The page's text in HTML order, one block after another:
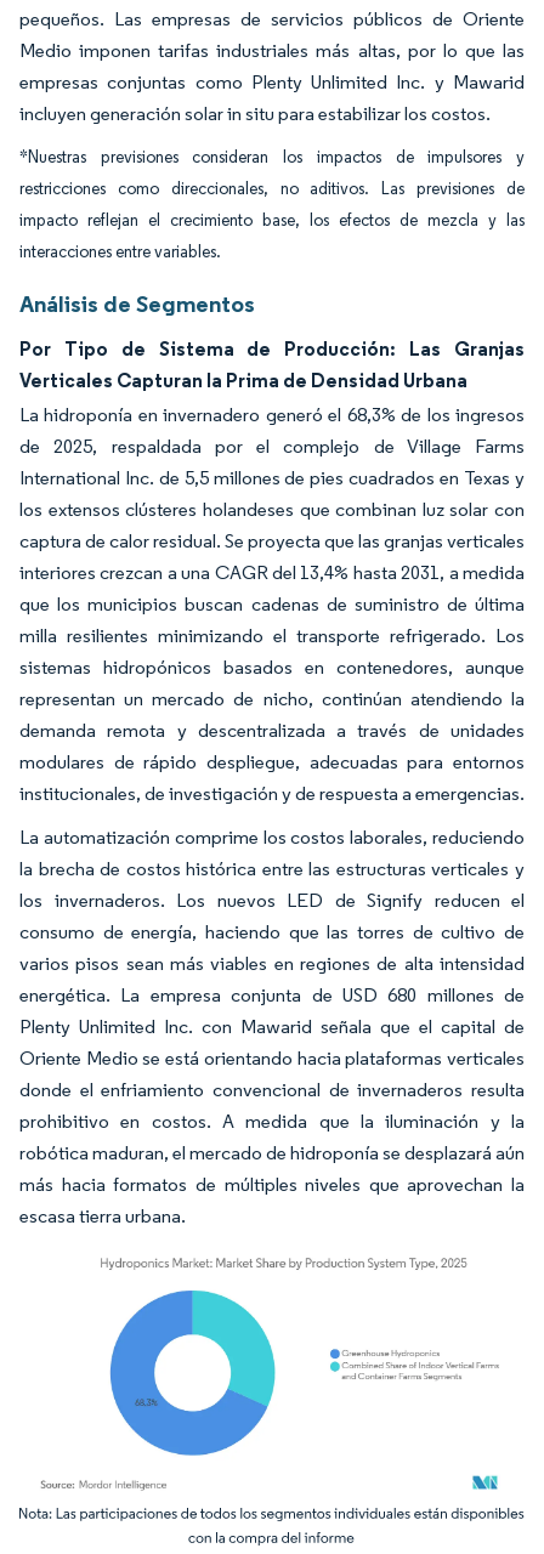
pequeños. Las empresas de servicios públicos de Oriente
Medio imponen tarifas industriales más altas, por lo que las
empresas conjuntas como Plenty Unlimited Inc. y Mawarid
incluyen generación solar in situ para estabilizar los costos.
*Nuestras previsiones consideran los impactos de impulsores y
restricciones como direccionales, no aditivos. Las previsiones de
impacto reflejan el crecimiento base, los efectos de mezcla y las
interacciones entre variables.
Análisis de Segmentos
Por Tipo de Sistema de Producción: Las Granjas
Verticales Capturan la Prima de Densidad Urbana
La hidroponía en invernadero generó el 68,3% de los ingresos
de 2025, respaldada por el complejo de Village Farms
International Inc. de 5,5 millones de pies cuadrados en Texas y
los extensos clústeres holandeses que combinan luz solar con
captura de calor residual. Se proyecta que las granjas verticales
interiores crezcan a una CAGR del 13,4% hasta 2031, a medida
que los municipios buscan cadenas de suministro de última
milla resilientes minimizando el transporte refrigerado. Los
sistemas hidropónicos basados en contenedores, aunque
representan un mercado de nicho, continúan atendiendo la
demanda remota y descentralizada a través de unidades
modulares de rápido despliegue, adecuadas para entornos
institucionales, de investigación y de respuesta a emergencias.
La automatización comprime los costos laborales, reduciendo
la brecha de costos histórica entre las estructuras verticales y
los invernaderos. Los nuevos LED de Signify reducen el
consumo de energía, haciendo que las torres de cultivo de
varios pisos sean más viables en regiones de alta intensidad
energética. La empresa conjunta de USD 680 millones de
Plenty Unlimited Inc. con Mawarid señala que el capital de
Oriente Medio se está orientando hacia plataformas verticales
donde el enfriamiento convencional de invernaderos resulta
prohibitivo en costos. A medida que la iluminación y la
robótica maduran, el mercado de hidroponía se desplazará aún
más hacia formatos de múltiples niveles que aprovechan la
escasa tierra urbana.
Imagen © Mordor Intelligence. El uso requiere atribución según CC BY 4.0.